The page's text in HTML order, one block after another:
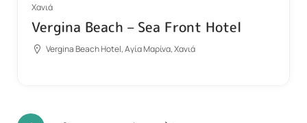
Χανιά
Vergina Beach – Sea Front Hotel
Vergina Beach Hotel, Αγία Μαρίνα, Χανιά